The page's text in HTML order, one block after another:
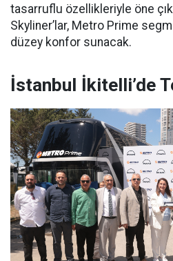
tasarruflu özellikleriyle öne
Skyliner’lar, Metro Prime
düzey konfor sunacak.
İstanbul İkitelli’de